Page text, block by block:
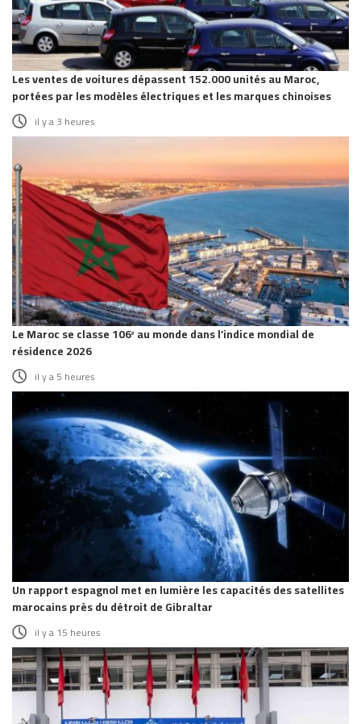
Les ventes de voitures dépassent 152.000 unités au Maroc,
portées par les modèles électriques et les marques chinoises
il y a 3 heures
Le Maroc se classe 106ᵉ au monde dans l’indice mondial de
résidence 2026
il y a 5 heures
Un rapport espagnol met en lumière les capacités des satellites
marocains près du détroit de Gibraltar
il y a 15 heures